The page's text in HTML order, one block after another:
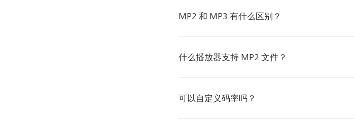
MP2 和 MP3 有什么区别？
什么播放器支持 MP2 文件？
可以自定义码率吗？